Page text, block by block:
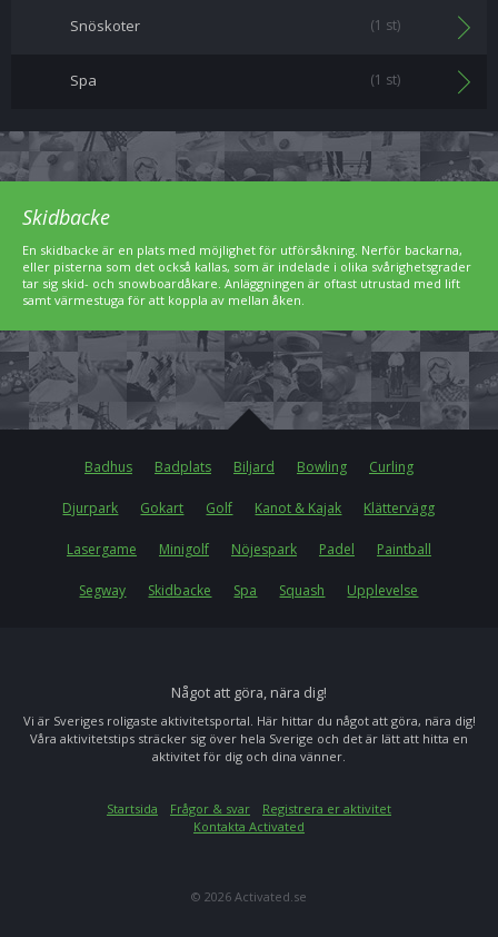
Snöskoter (1 st)
Spa (1 st)
Skidbacke
En skidbacke är en plats med möjlighet för utförsåkning. Nerför backarna,
eller pisterna som det också kallas, som är indelade i olika svårighetsgrader
tar sig skid- och snowboardåkare. Anläggningen är oftast utrustad med lift
samt värmestuga för att koppla av mellan åken.
Badhus Badplats Biljard Bowling Curling
Djurpark Gokart Golf Kanot & Kajak Klättervägg
Lasergame Minigolf Nöjespark Padel Paintball
Segway Skidbacke Spa Squash Upplevelse
Något att göra, nära dig!
Vi är Sveriges roligaste aktivitetsportal. Här hittar du något att göra, nära dig!
Våra aktivitetstips sträcker sig över hela Sverige och det är lätt att hitta en
aktivitet för dig och dina vänner.
Startsida Frågor & svar
Registrera er aktivitet
Kontakta Activated
© 2026 Activated.se